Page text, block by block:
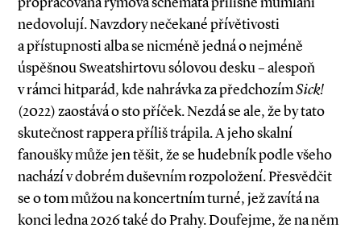
nedovolují. Navzdory nečekané přívětivosti
a přístupnosti alba se nicméně jedná o nejméně
úspěšnou Sweatshirtovu sólovou desku – alespoň
v rámci hitparád, kde nahrávka za předchozímSick!
(2022) zaostává o sto příček. Nezdá se ale, že by tato
skutečnost rappera příliš trápila. A jeho skalní
fanoušky může jen těšit, že se hudebník podle všeho
nachází v dobrém duševním rozpoložení. Přesvědčit
se o tom můžou na koncertním turné, jež zavítá na
konci ledna 2026 také do Prahy. Doufejme, že na něm